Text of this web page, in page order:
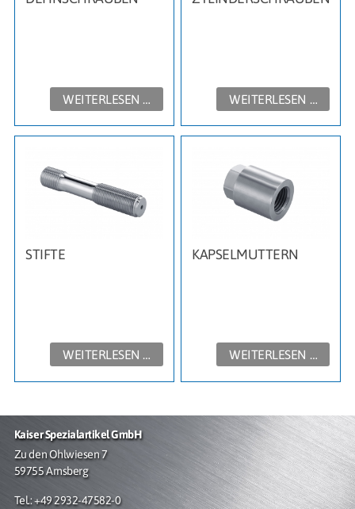
WEITERLESEN … WEITERLESEN …
STIFTE
WEITERLESEN …
KAPSELMUTTERN
WEITERLESEN …
Kaiser Spezialartikel GmbH
Zu den Ohlwiesen 7
59755 Arnsberg
Tel.: +49 2932-47582-0